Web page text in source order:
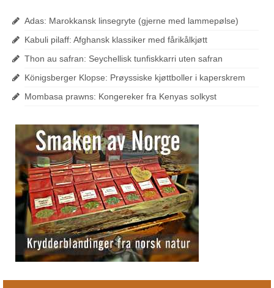
Adas: Marokkansk linsegryte (gjerne med lammepølse)
Kabuli pilaff: Afghansk klassiker med fårikålkjøtt
Thon au safran: Seychellisk tunfiskkarri uten safran
Königsberger Klopse: Prøyssiske kjøttboller i kaperskrem
Mombasa prawns: Kongereker fra Kenyas solkyst